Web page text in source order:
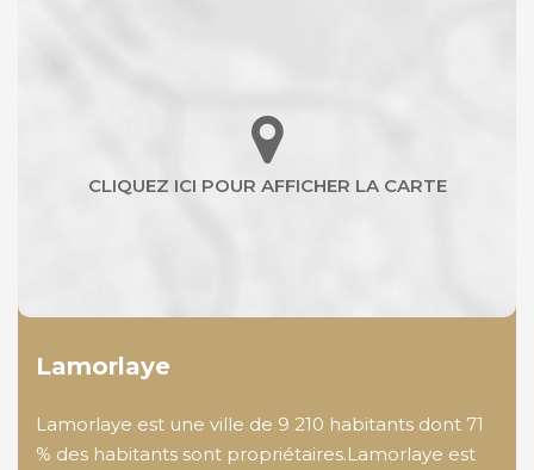
Lamorlaye
Lamorlaye est une ville de 9 210 habitants dont 71
% des habitants sont propriétaires.Lamorlaye est